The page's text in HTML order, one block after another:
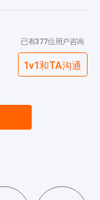
已有377位用户咨询
1v1和TA沟通